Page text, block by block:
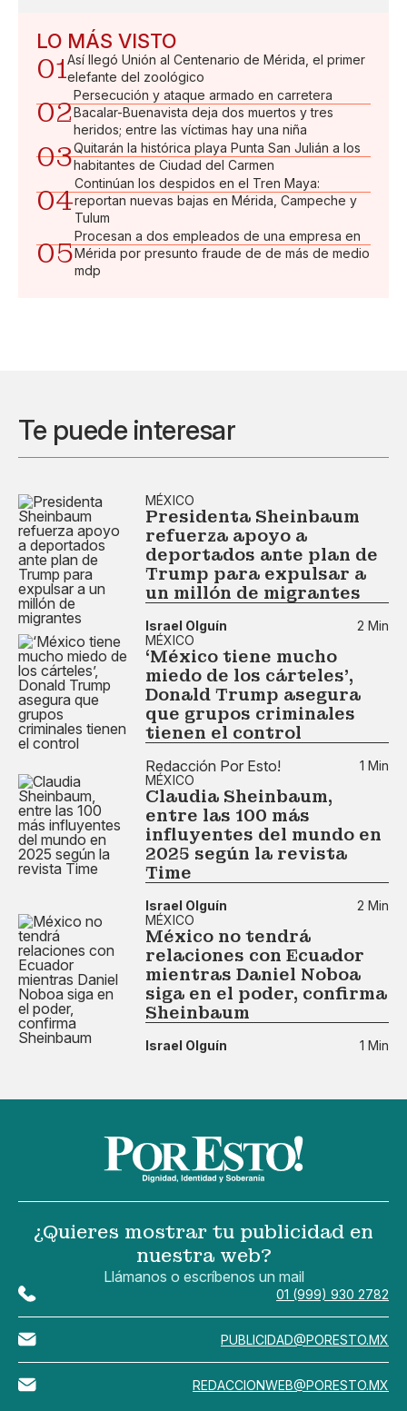
LO MÁS VISTO
01Así llegó Unión al Centenario de Mérida, el primer
elefante del zoológico
02
Persecución y ataque armado en carretera
Bacalar-Buenavista deja dos muertos y tres
heridos; entre las víctimas hay una niña
03Quitarán la histórica playa Punta San Julián a los
habitantes de Ciudad del Carmen
04
Continúan los despidos en el Tren Maya:
reportan nuevas bajas en Mérida, Campeche y
Tulum
05
Procesan a dos empleados de una empresa en
Mérida por presunto fraude de de más de medio
mdp
Te puede interesar
MÉXICO
Presidenta Sheinbaum
refuerza apoyo a
deportados ante plan de
Trump para expulsar a
un millón de migrantes​
Israel Olguín
2 Min
MÉXICO
‘México tiene mucho
miedo de los cárteles’,
Donald Trump asegura
que grupos criminales
tienen el control
Redacción Por Esto!
1 Min
MÉXICO
Claudia Sheinbaum,
entre las 100 más
influyentes del mundo en
2025 según la revista
Time
Israel Olguín
2 Min
MÉXICO
México no tendrá
relaciones con Ecuador
mientras Daniel Noboa
siga en el poder, confirma
Sheinbaum
Israel Olguín 1 Min
¿Quieres mostrar tu publicidad en
nuestra web?
Llámanos o escríbenos un mail
01 (999) 930 2782
PUBLICIDAD@PORESTO.MX
REDACCIONWEB@PORESTO.MX